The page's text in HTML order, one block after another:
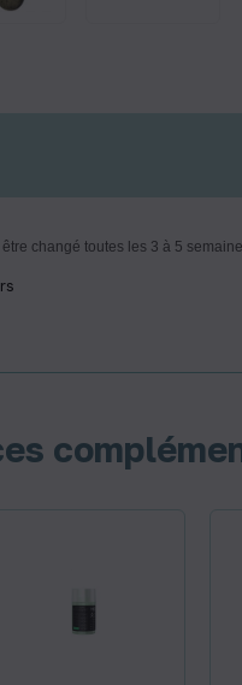
changé toutes les 3 à 5